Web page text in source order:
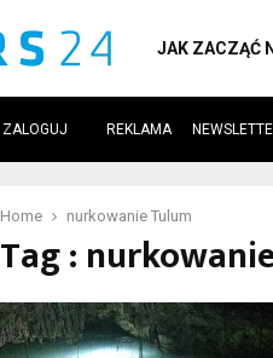
JAK ZACZĄĆ
ZALOGUJ REKLAMA
Home nurkowanie Tulum
Tag :